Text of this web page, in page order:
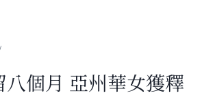
個月 亞州華女獲釋